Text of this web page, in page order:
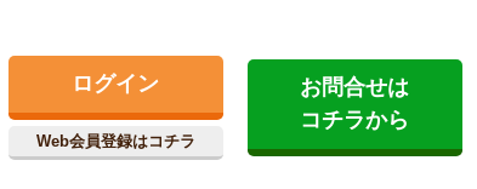
ログイン
Web会員登録はコチラ
お問合せは
コチラから